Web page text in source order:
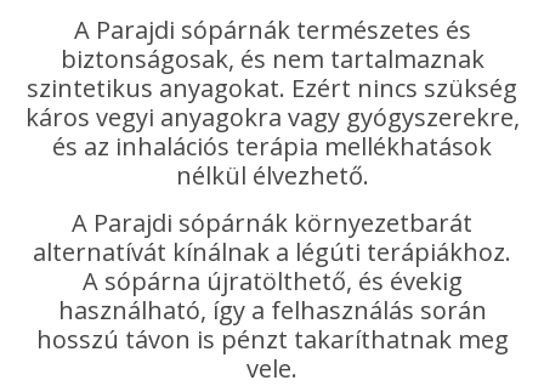
A Parajdi sópárnák természetes és
biztonságosak, és nem tartalmaznak
szintetikus anyagokat. Ezért nincs szükség
káros vegyi anyagokra vagy gyógyszerekre,
és az inhalációs terápia mellékhatások
nélkül élvezhető.
A Parajdi sópárnák környezetbarát
alternatívát kínálnak a légúti terápiákhoz.
A sópárna újratölthető, és évekig
használható, így a felhasználás során
hosszú távon is pénzt takaríthatnak meg
vele.